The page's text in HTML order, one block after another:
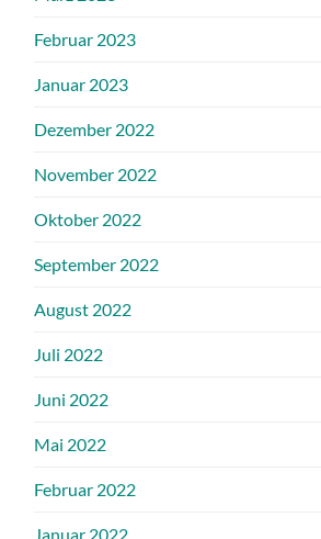
Februar 2023
Januar 2023
Dezember 2022
November 2022
Oktober 2022
September 2022
August 2022
Juli 2022
Juni 2022
Mai 2022
Februar 2022
Januar 2022